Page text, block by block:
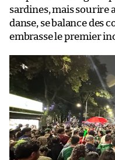
sardines, mais sourire
danse, se balance des
embrasse le premier